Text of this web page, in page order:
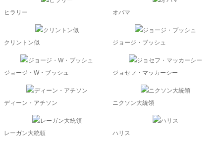
ヒラリー オバマ
クリントン似 ジョージ・ブッシュ
ジョージ・W・ブッシュ ジョセフ・マッカーシー
ディーン・アチソン ニクソン大統領
レーガン大統領 ハリス